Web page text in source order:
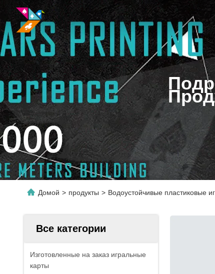
Домой > продукты > Водоустойчивые пластиковые
Все категории
Изготовленные на заказ игральные
карты